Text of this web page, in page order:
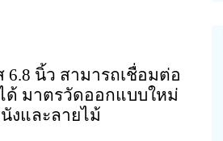
นิ้ว สามารถเชื่อมต่อ
ด้ มาตรวัดออกแบบใหม่
งและลายไม้